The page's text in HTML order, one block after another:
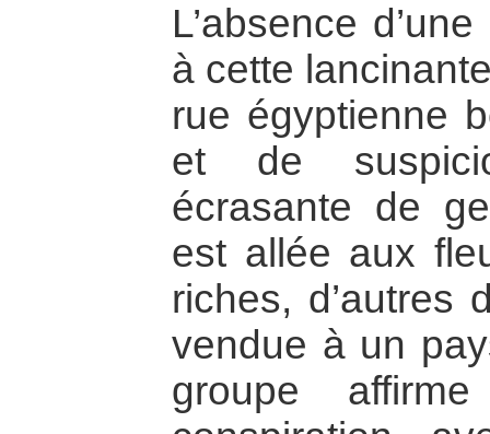
L’absence
à cette
rue égyptienne
et de
écrasante de
est allée aux
riches, d’autres
vendue à un
groupe